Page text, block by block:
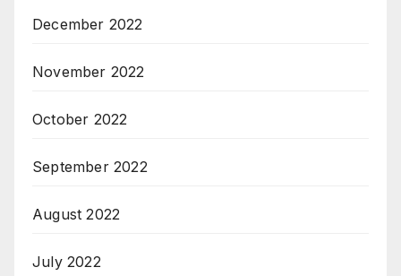
December 2022
November 2022
October 2022
September 2022
August 2022
July 2022